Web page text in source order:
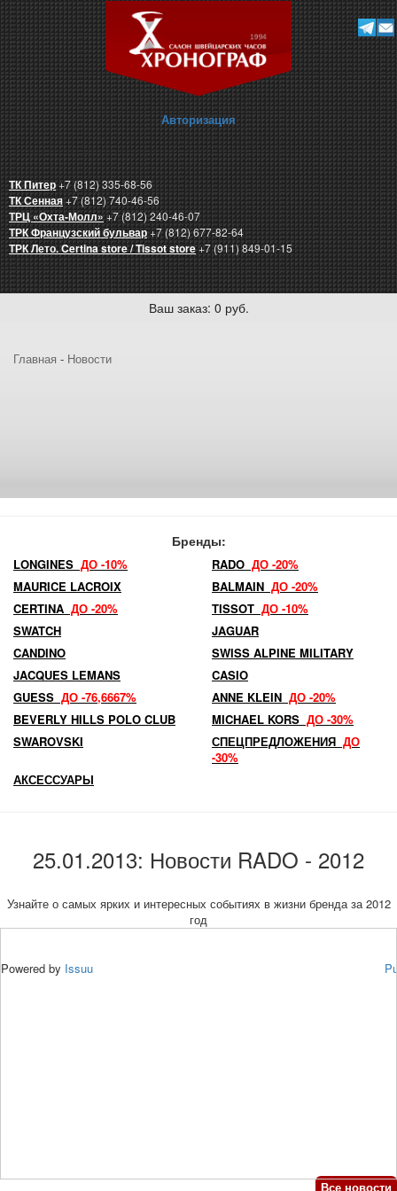
Авторизация
ТК Питер+7 (812) 335-68-56
ТК Сенная+7 (812) 740-46-56
ТРЦ «Охта-Молл»+7 (812) 240-46-07
ТРК Французский бульвар+7 (812) 677-82-64
ТРК Лето. Certina store / Tissot store+7 (911) 849-01-15
Ваш заказ: 0 руб.
Главная - Новости
Бренды:
LONGINES ДО -10% RADO ДО -20%
MAURICE LACROIX
BALMAIN ДО -20%
CERTINA ДО -20% TISSOT ДО -10%
SWATCH
JAGUAR
CANDINO
SWISS ALPINE MILITARY
JACQUES LEMANS
CASIO
GUESS ДО -76,6667% ANNE KLEIN ДО -20%
BEVERLY HILLS POLO CLUB
MICHAEL KORS ДО -30%
SWAROVSKI
СПЕЦПРЕДЛОЖЕНИЯ ДО
-30%
АКСЕССУАРЫ
25.01.2013: Новости RADO - 2012
Узнайте о самых ярких и интересных событиях в жизни бренда за 2012
год
Powered by Issuu
Все новости